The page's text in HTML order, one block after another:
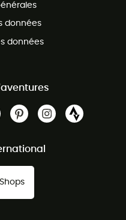
données
données